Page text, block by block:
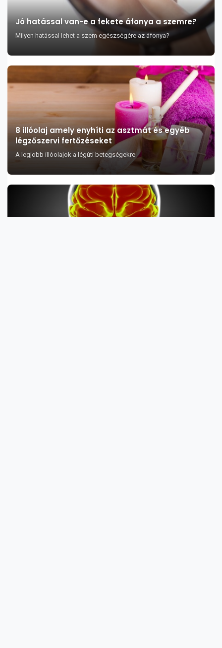
Jó hatással van-e a fekete áfonya a szemre?
Milyen hatással lehet a szem egészségére az áfonya?
8 illóolaj amely enyhíti az asztmát és egyéb
légzőszervi fertőzéseket
A legjobb illóolajok a légúti betegségekre